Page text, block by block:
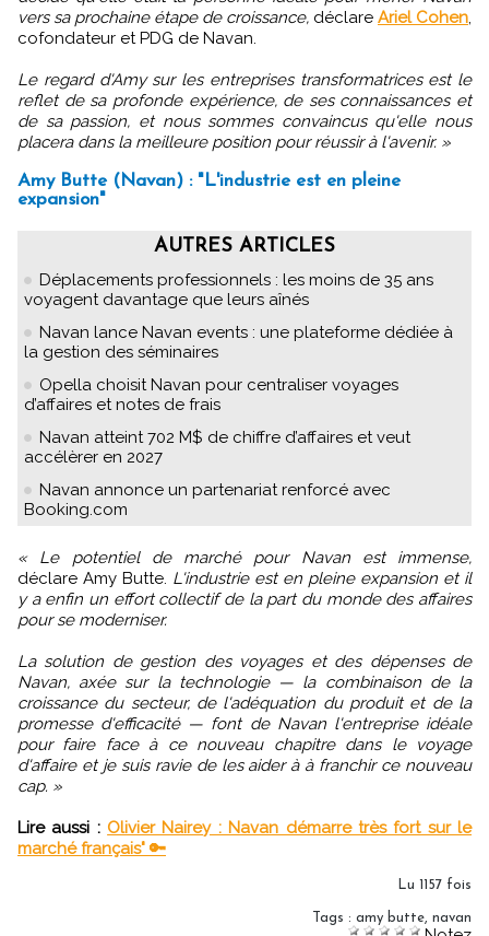
vers sa prochaine étape de croissance, déclare Ariel Cohen,
cofondateur et PDG de Navan.
Le regard d'Amy sur les entreprises transformatrices est le
reflet de sa profonde expérience, de ses connaissances et
de sa passion, et nous sommes convaincus qu'elle nous
placera dans la meilleure position pour réussir à l'avenir. »
Amy Butte (Navan) : "L'industrie est en pleine
expansion"
AUTRES ARTICLES
Déplacements professionnels : les moins de 35 ans
voyagent davantage que leurs aînés
Navan lance Navan events : une plateforme dédiée à
la gestion des séminaires
Opella choisit Navan pour centraliser voyages
d’affaires et notes de frais
Navan atteint 702 M$ de chiffre d’affaires et veut
accélèrer en 2027
Navan annonce un partenariat renforcé avec
Booking.com
« Le potentiel de marché pour Navan est immense,
déclare Amy Butte. L'industrie est en pleine expansion et il
y a enfin un effort collectif de la part du monde des affaires
pour se moderniser.
La solution de gestion des voyages et des dépenses de
Navan, axée sur la technologie — la combinaison de la
croissance du secteur, de l'adéquation du produit et de la
promesse d'efficacité — font de Navan l'entreprise idéale
pour faire face à ce nouveau chapitre dans le voyage
d'affaire et je suis ravie de les aider à à franchir ce nouveau
cap. »
Lire aussi : Olivier Nairey : Navan démarre très fort sur le
marché français" 🔑
Lu 1157 fois
Tags : amy butte, navan